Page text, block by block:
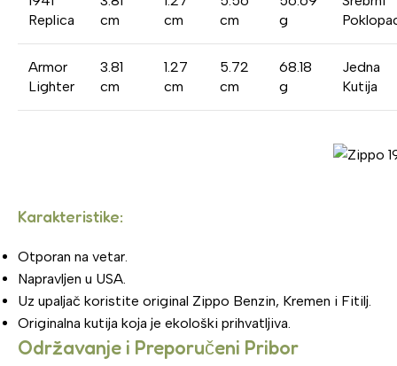
Replica
cm
cm
cm
g
Armor
Lighter
3.81
cm
1.27
cm
5.72
cm
68.18
g
Jedna
Kutija
Karakteristike:
Otporan na vetar.
Napravljen u USA.
Uz upaljač koristite original Zippo Benzin, Kremen i Fitilj.
Originalna kutija koja je ekološki prihvatljiva.
Održavanje i Preporučeni Pribor